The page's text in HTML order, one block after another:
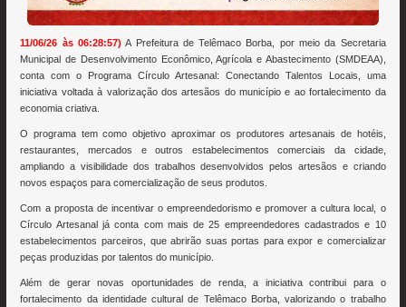
11/06/26 às 06:28:57) A Prefeitura de Telêmaco Borba, por meio da Secretaria
Municipal de Desenvolvimento Econômico, Agrícola e Abastecimento (SMDEAA),
conta com o Programa Círculo Artesanal: Conectando Talentos Locais, uma
iniciativa voltada à valorização dos artesãos do município e ao fortalecimento da
economia criativa.
O programa tem como objetivo aproximar os produtores artesanais de hotéis,
restaurantes, mercados e outros estabelecimentos comerciais da cidade,
ampliando a visibilidade dos trabalhos desenvolvidos pelos artesãos e criando
novos espaços para comercialização de seus produtos.
Com a proposta de incentivar o empreendedorismo e promover a cultura local, o
Círculo Artesanal já conta com mais de 25 empreendedores cadastrados e 10
estabelecimentos parceiros, que abrirão suas portas para expor e comercializar
peças produzidas por talentos do município.
Além de gerar novas oportunidades de renda, a iniciativa contribui para o
fortalecimento da identidade cultural de Telêmaco Borba, valorizando o trabalho